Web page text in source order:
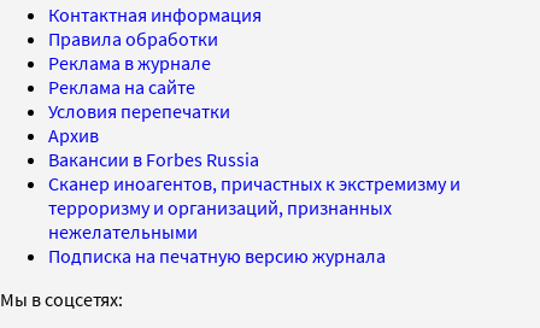
Контактная информация
Правила обработки
Реклама в журнале
Реклама на сайте
Условия перепечатки
Архив
Вакансии в Forbes Russia
Сканер иноагентов, причастных к экстремизму и
терроризму и организаций, признанных
нежелательными
Подписка на печатную версию журнала
Мы в соцсетях: